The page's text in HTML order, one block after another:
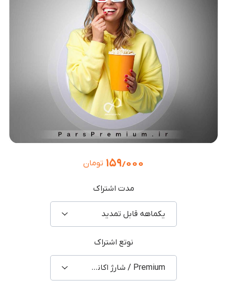
۱۵۹٫۰۰۰ تومان
مدت اشتراک
یکماهه قابل تمدید
نوتع اشتراک
Premium / شارژ اکانت شخصی